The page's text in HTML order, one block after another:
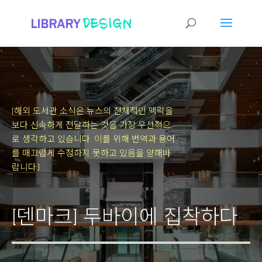
[해외 도서관 소식은 뉴스의 전체적인 맥락을
보다 신속하게 전달하는 것을 가장 우선적으
로 생각하고 있습니다. 이를 위해 번역과 용어
를 매끄럽게 수정하지 못하고 있음을 양해바
랍니다.]
[덴마크] 두바이에 집착하다